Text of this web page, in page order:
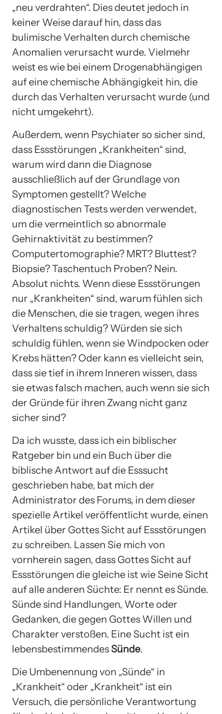
„neu verdrahten“. Dies deutet jedoch in
keiner Weise darauf hin, dass das
bulimische Verhalten durch chemische
Anomalien verursacht wurde. Vielmehr
weist es wie bei einem Drogenabhängigen
auf eine chemische Abhängigkeit hin, die
durch das Verhalten verursacht wurde (und
nicht umgekehrt).
Außerdem, wenn Psychiater so sicher sind,
dass Essstörungen „Krankheiten“ sind,
warum wird dann die Diagnose
ausschließlich auf der Grundlage von
Symptomen gestellt? Welche
diagnostischen Tests werden verwendet,
um die vermeintlich so abnormale
Gehirnaktivität zu bestimmen?
Computertomographie? MRT? Bluttest?
Biopsie? Taschentuch Proben? Nein.
Absolut nichts. Wenn diese Essstörungen
nur „Krankheiten“ sind, warum fühlen sich
die Menschen, die sie tragen, wegen ihres
Verhaltens schuldig? Würden sie sich
schuldig fühlen, wenn sie Windpocken oder
Krebs hätten? Oder kann es vielleicht sein,
dass sie tief in ihrem Inneren wissen, dass
sie etwas falsch machen, auch wenn sie sich
der Gründe für ihren Zwang nicht ganz
sicher sind?
Da ich wusste, dass ich ein biblischer
Ratgeber bin und ein Buch über die
biblische Antwort auf die Esssucht
geschrieben habe, bat mich der
Administrator des Forums, in dem dieser
spezielle Artikel veröffentlicht wurde, einen
Artikel über Gottes Sicht auf Essstörungen
zu schreiben. Lassen Sie mich von
vornherein sagen, dass Gottes Sicht auf
Essstörungen die gleiche ist wie Seine Sicht
auf alle anderen Süchte: Er nennt es Sünde.
Sünde sind Handlungen, Worte oder
Gedanken, die gegen Gottes Willen und
Charakter verstoßen. Eine Sucht ist ein
lebensbestimmendes Sünde.
Die Umbenennung von „Sünde“ in
„Krankheit“ oder „Krankheit“ ist ein
Versuch, die persönliche Verantwortung